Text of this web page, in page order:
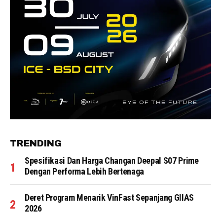
TRENDING
Spesifikasi Dan Harga Changan Deepal S07 Prime
Dengan Performa Lebih Bertenaga
Deret Program Menarik VinFast Sepanjang GIIAS
2026